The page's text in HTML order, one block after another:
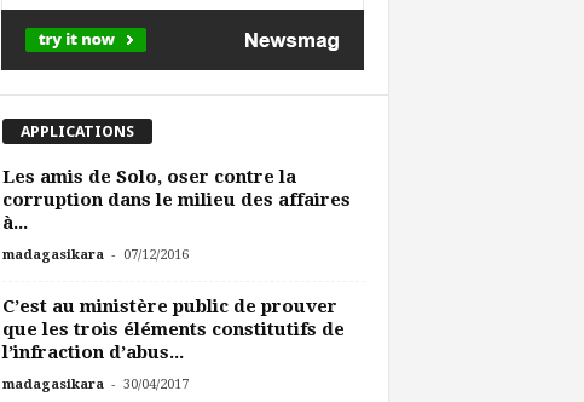
APPLICATIONS
Les amis de Solo, oser contre la
corruption dans le milieu des affaires
à...
madagasikara - 07/12/2016
C’est au ministère public de prouver
que les trois éléments constitutifs de
l’infraction d’abus...
madagasikara - 30/04/2017